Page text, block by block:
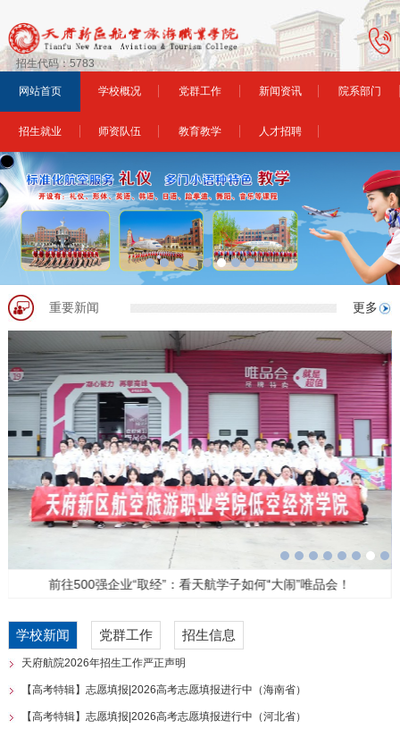
招生代码：5783
网站首页 学校概况 党群工作 新闻资讯 院系部门
招生就业 师资队伍 教育教学 人才招聘
重要新闻 更多
前往500强企业“取经”：看天航学子如何“大闹”唯品会！
学校新闻 党群工作 招生信息
天府航院2026年招生工作严正声明
【高考特辑】志愿填报|2026高考志愿填报进行中（海南省）
【高考特辑】志愿填报|2026高考志愿填报进行中（河北省）